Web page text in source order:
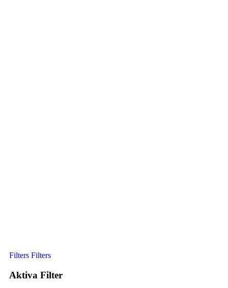
Filters Filters
Aktiva Filter